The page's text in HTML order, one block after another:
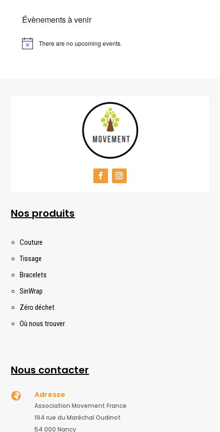
Évènements à venir
There are no upcoming events.
Nos produits
Couture
Tissage
Bracelets
SinWrap
Zéro déchet
Où nous trouver
Nous contacter
 Adresse
Association Movement France
194 rue du Maréchal Oudinot
54 000 Nancy